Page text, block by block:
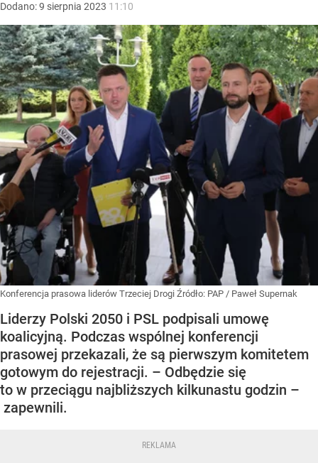
Dodano:9 sierpnia 2023 11:10
Konferencja prasowa liderów Trzeciej Drogi Źródło: PAP / Paweł Supernak
Liderzy Polski 2050 i PSL podpisali umowę
koalicyjną. Podczas wspólnej konferencji
prasowej przekazali, że są pierwszym komitetem
gotowym do rejestracji. – Odbędzie się
to w przeciągu najbliższych kilkunastu godzin –
zapewnili.